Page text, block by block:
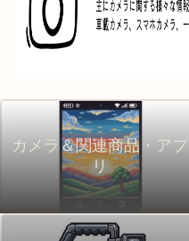
カメラ＆関連商品・アプ
リ